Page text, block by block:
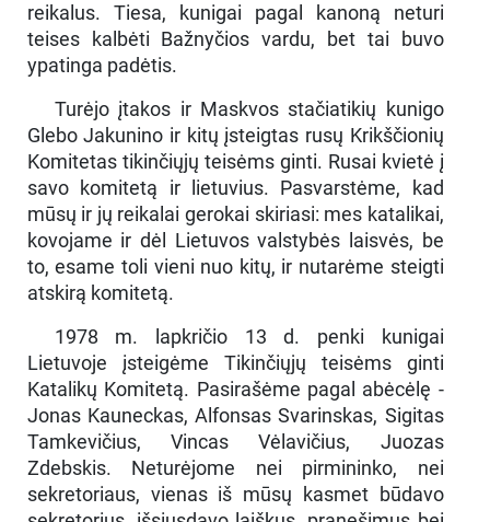
reikalus. Tiesa, kunigai pagal kanoną neturi
teises kalbėti Bažnyčios vardu, bet tai buvo
ypatinga padėtis.
Turėjo įtakos ir Maskvos stačiatikių kunigo
Glebo Jakunino ir kitų įsteigtas rusų Krikščionių
Komitetas tikinčiųjų teisėms ginti. Rusai kvietė į
savo komitetą ir lietuvius. Pasvarstėme, kad
mūsų ir jų reikalai gerokai skiriasi: mes katalikai,
kovojame ir dėl Lietuvos valstybės laisvės, be
to, esame toli vieni nuo kitų, ir nutarėme steigti
atskirą komitetą.
1978 m. lapkričio 13 d. penki kunigai
Lietuvoje įsteigėme Tikinčiųjų teisėms ginti
Katalikų Komitetą. Pasirašėme pagal abėcėlę -
Jonas Kauneckas, Alfonsas Svarinskas, Sigitas
Tamkevičius, Vincas Vėlavičius, Juozas
Zdebskis. Neturėjome nei pirmininko, nei
sekretoriaus, vienas iš mūsų kasmet būdavo